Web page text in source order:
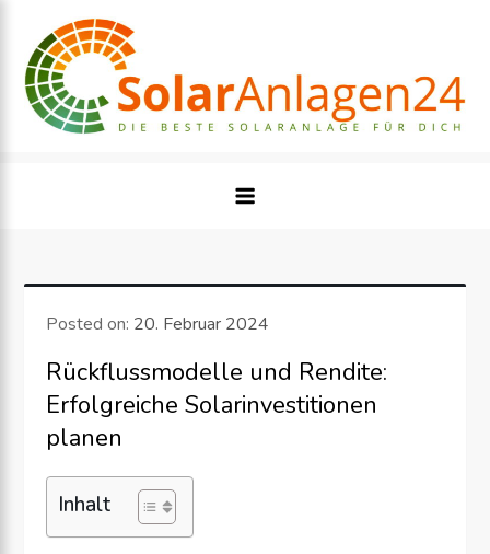
content
Posted on: 20. Februar 2024
Rückflussmodelle und Rendite:
Erfolgreiche Solarinvestitionen
planen
Inhalt